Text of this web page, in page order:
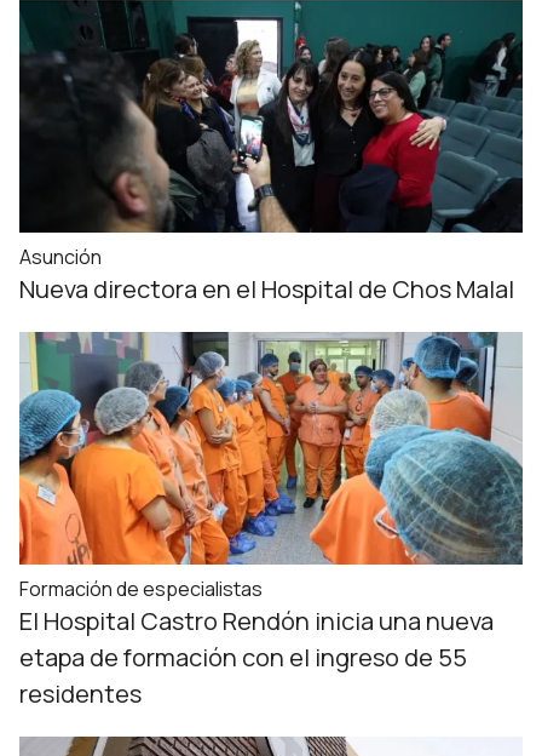
Asunción
Nueva directora en el Hospital de Chos Malal
Formación de especialistas
El Hospital Castro Rendón inicia una nueva
etapa de formación con el ingreso de 55
residentes